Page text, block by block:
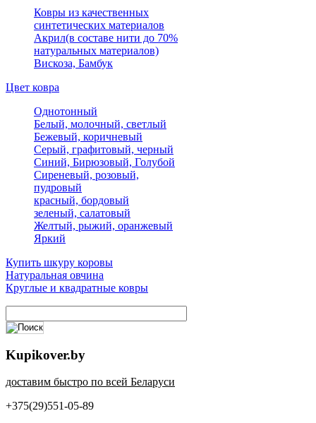
Ковры из качественных
синтетических материалов
Акрил(в составе нити до 70%
натуральных материалов)
Вискоза, Бамбук
Цвет ковра
Однотонный
Белый, молочный, светлый
Бежевый, коричневый
Серый, графитовый, черный
Синий, Бирюзовый, Голубой
Сиреневый, розовый,
пудровый
красный, бордовый
зеленый, салатовый
Желтый, рыжий, оранжевый
Яркий
Купить шкуру коровы
Натуральная овчина
Круглые и квадратные ковры
Kupikover.by
доставим быстро по всей Беларуси
+375(29)551-05-89